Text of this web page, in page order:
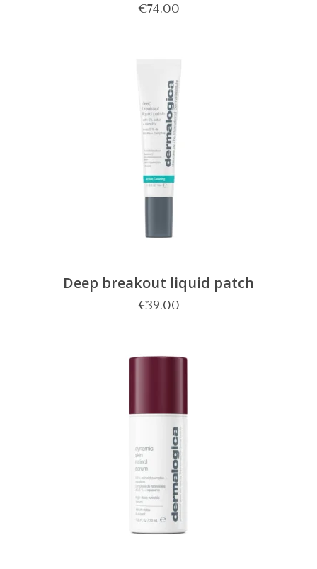
€74.00
Deep breakout liquid patch
€39.00